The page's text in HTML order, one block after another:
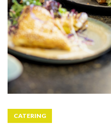
CATERING